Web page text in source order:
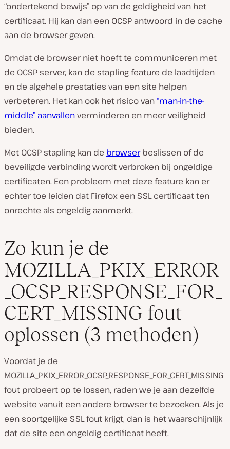
“ondertekend bewijs” op van de geldigheid van het
certificaat. Hij kan dan een OCSP antwoord in de cache
aan de browser geven.
Omdat de browser niet hoeft te communiceren met
de OCSP server, kan de stapling feature de laadtijden
en de algehele prestaties van een site helpen
verbeteren. Het kan ook het risico van“man-in-the-
middle” aanvallenverminderen en meer veiligheid
bieden.
Met OCSP stapling kan de browserbeslissen of de
beveiligde verbinding wordt verbroken bij ongeldige
certificaten. Een probleem met deze feature kan er
echter toe leiden dat Firefox een SSL certificaat ten
onrechte als ongeldig aanmerkt.
Zo kun je de
MOZILLA_PKIX_ERROR
_OCSP_RESPONSE_FOR_
CERT_MISSING fout
oplossen (3 methoden)
Voordat je de
MOZILLA_PKIX_ERROR_OCSP_RESPONSE_FOR_CERT_MISSING
fout probeert op te lossen, raden we je aan dezelfde
website vanuit een andere browser te bezoeken. Als je
een soortgelijke SSL fout krijgt, dan is het waarschijnlijk
dat de site een ongeldig certificaat heeft.